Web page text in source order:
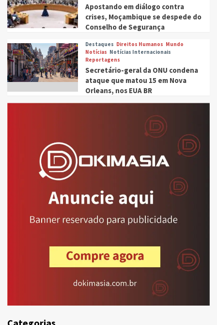
Apostando em diálogo contra
crises, Moçambique se despede do
Conselho de Segurança
Destaques Direitos Humanos Mundo
Notícias Notícias Internacionais
Reportagens
Secretário-geral da ONU condena
ataque que matou 15 em Nova
Orleans, nos EUA BR